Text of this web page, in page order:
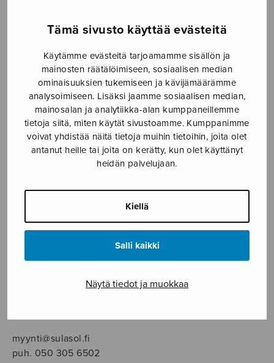
Tämä sivusto käyttää evästeitä
Käytämme evästeitä tarjoamamme sisällön ja
mainosten räätälöimiseen, sosiaalisen median
ominaisuuksien tukemiseen ja kävijämäärämme
analysoimiseen. Lisäksi jaamme sosiaalisen median,
mainosalan ja analytiikka-alan kumppaneillemme
tietoja siitä, miten käytät sivustoamme. Kumppanimme
voivat yhdistää näitä tietoja muihin tietoihin, joita olet
antanut heille tai joita on kerätty, kun olet käyttänyt
heidän palvelujaan.
Kiellä
Salli kaikki
Näytä tiedot ja muokkaa
SOITINKOULUT JA OPPAAT
SOITINMUSIIKKI
YKSINLAULU
Sulasol nuottikauppa
myynti@sulasol.fi
puh. 050 305 6502